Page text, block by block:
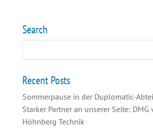
Search
Recent Posts
Sommerpause in der Duplomatic-
Starker Partner an unserer Seite:
Höhnberg Technik